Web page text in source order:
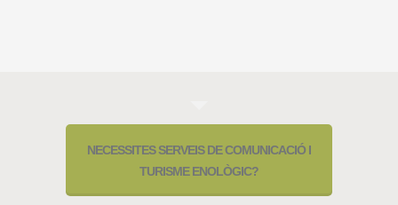
NECESSITES SERVEIS DE COMUNICACIÓ I
TURISME ENOLÒGIC?